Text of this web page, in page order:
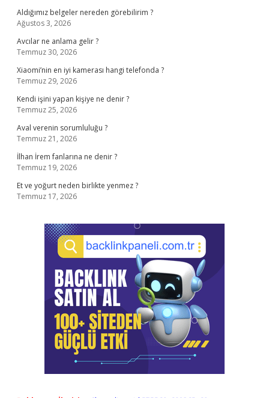
Aldığımız belgeler nereden görebilirim ?
Ağustos 3, 2026
Avcılar ne anlama gelir ?
Temmuz 30, 2026
Xiaomi’nin en iyi kamerası hangi telefonda ?
Temmuz 29, 2026
Kendi işini yapan kişiye ne denir ?
Temmuz 25, 2026
Aval verenin sorumluluğu ?
Temmuz 21, 2026
İlhan İrem fanlarına ne denir ?
Temmuz 19, 2026
Et ve yoğurt neden birlikte yenmez ?
Temmuz 17, 2026